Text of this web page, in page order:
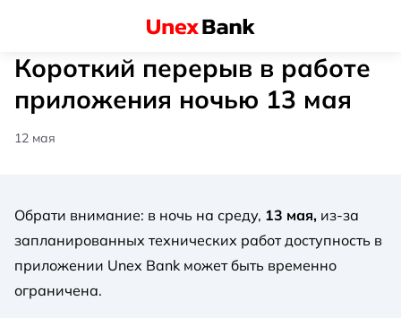
Короткий перерыв в работе
приложения ночью 13 мая
12 мая
Обрати внимание: в ночь на среду, 13 мая, из-за
запланированных технических работ доступность в
приложении Unex Bank может быть временно
ограничена.